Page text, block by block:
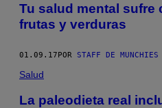
Tu salud mental sufre
frutas y verduras
01.09.17POR STAFF DE MUNCHIES
Salud
La paleodieta real